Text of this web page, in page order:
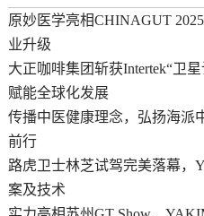
原妙医学亮相CHINAGUT
业升级
大正咖啡集团斩获Intertek“卫
赋能全球化发展
传播中医健康理念，弘扬海派
前行
路虎卫士林芝试驾完美落幕，
案及技术